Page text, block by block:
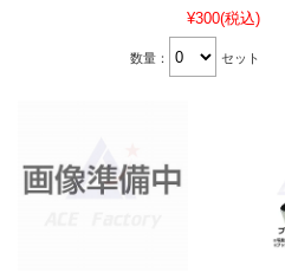
¥300(税込)
数量： セット